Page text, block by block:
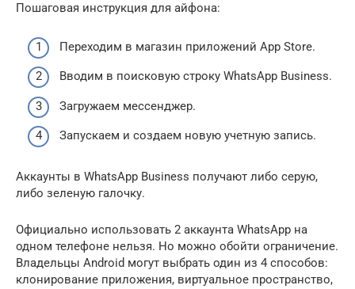
Пошаговая инструкция для айфона:
Переходим в магазин приложений App Store.
Вводим в поисковую строку WhatsApp Business.
Загружаем мессенджер.
Запускаем и создаем новую учетную запись.
Аккаунты в WhatsApp Business получают либо серую,
либо зеленую галочку.
Официально использовать 2 аккаунта WhatsApp на
одном телефоне нельзя. Но можно обойти ограничение.
Владельцы Android могут выбрать один из 4 способов:
клонирование приложения, виртуальное пространство,